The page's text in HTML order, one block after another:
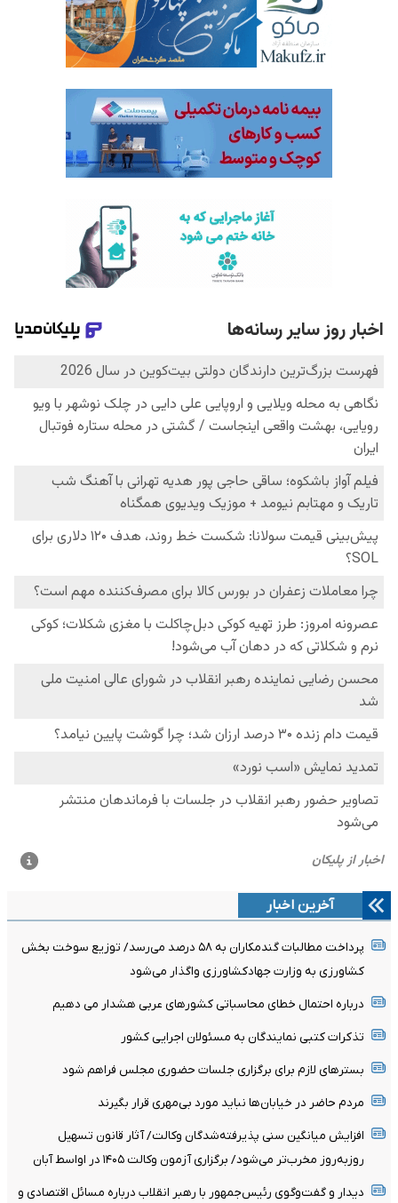
آخرین اخبار
پرداخت مطالبات گندمکاران به ۵۸ درصد می‌رسد/ توزیع سوخت بخش
کشاورزی به وزارت جهادکشاورزی واگذار می‌شود
درباره احتمال خطای محاسباتی کشورهای عربی هشدار می دهیم
تذکرات کتبی نمایندگان به مسئولان اجرایی کشور
بسترهای لازم برای برگزاری جلسات حضوری مجلس فراهم شود
مردم حاضر در خیابان‌ها نباید مورد بی‌مهری قرار بگیرند
افزایش میانگین سنی پذیرفته‌شدگان وکالت/ آثار قانون تسهیل
روزبه‌روز مخرب‌تر می‌شود/ برگزاری آزمون وکالت ۱۴۰۵ در اواسط آبان
دیدار و گفت‌وگوی رئیس‌جمهور با رهبر انقلاب درباره مسائل اقتصادی و